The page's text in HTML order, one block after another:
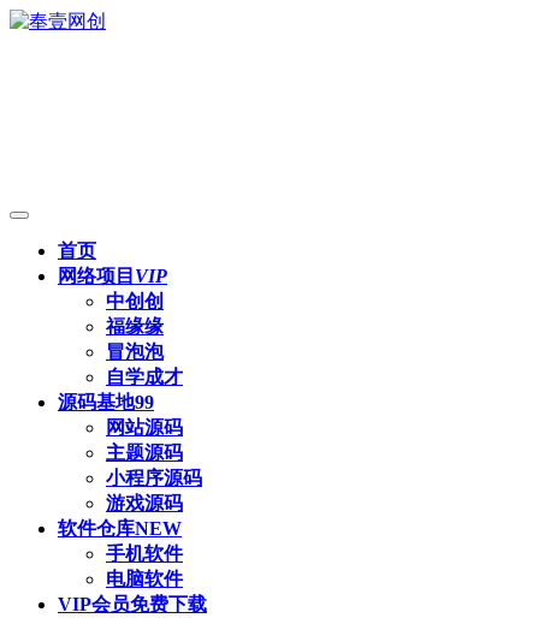
首页
网络项目 VIP
中创创
福缘缘
冒泡泡
自学成才
源码基地99
网站源码
主题源码
小程序源码
游戏源码
软件仓库NEW
手机软件
电脑软件
VIP会员免费下载